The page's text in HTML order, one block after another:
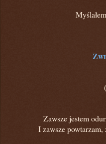
(
Zawsze jestem
I zawsze